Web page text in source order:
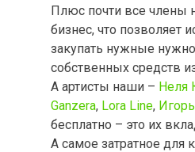
Плюс почти все члены
бизнес, что позволяет
закупать нужные
собственных средств
А артисты наши – Неля
Ganzera, Lora Line,
бесплатно – это их
А самое затратное для